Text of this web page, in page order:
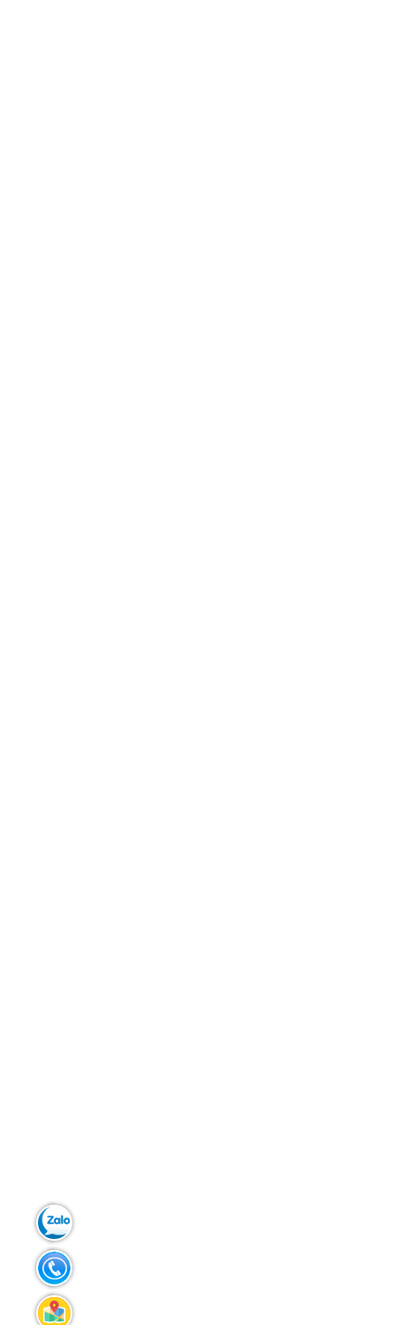
Zalo:
0903.299.181
Tel:
02383.586.433
Liên